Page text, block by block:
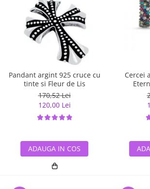
Pandant argint 925 cruce cu
tinte si Fleur de Lis
170,52 Lei
120,00 Lei
ADAUGA IN COS
Cercei